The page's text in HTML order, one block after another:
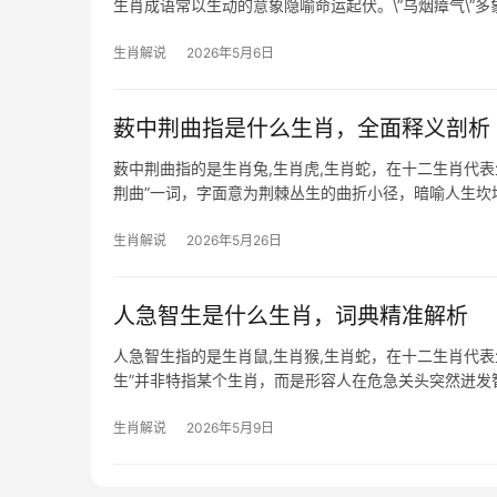
生肖成语常以生动的意象隐喻命运起伏。\”乌烟瘴气\”
生肖解说 2026年5月6日
薮中荆曲指是什么生肖，全面释义剖析
薮中荆曲指的是生肖兔,生肖虎,生肖蛇，在十二生肖代
荆曲”一词，字面意为荆棘丛生的曲折小径，暗喻人生
生肖解说 2026年5月26日
人急智生是什么生肖，词典精准解析
人急智生指的是生肖鼠,生肖猴,生肖蛇，在十二生肖代
生”并非特指某个生肖，而是形容人在危急关头突然迸
生肖解说 2026年5月9日